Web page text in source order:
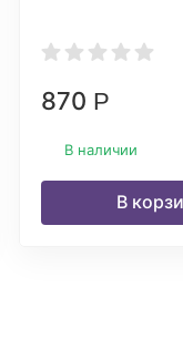
870 Р
В наличии
В